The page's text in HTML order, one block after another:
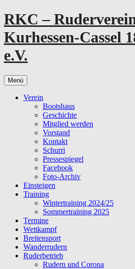
Zum
Inhalt
springen
RKC –
Kurhessen-Cassel
e.V.
Menü
Verein
Bootshaus
Geschichte
Mitglied werden
Vorstand
Kontakt
Schurri
Pressespiegel
Facebook
Foto-Archiv
Einsteigen
Training
Wintertraining 2024/25
Sommertraining 2025
Termine
Wettkampf
Breitensport
Wanderrudern
Ruderbetrieb
Rudern und Corona